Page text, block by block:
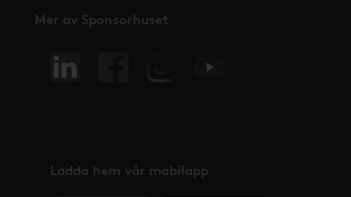
Mer av Sponsorhuset
Ladda hem vår mobilapp